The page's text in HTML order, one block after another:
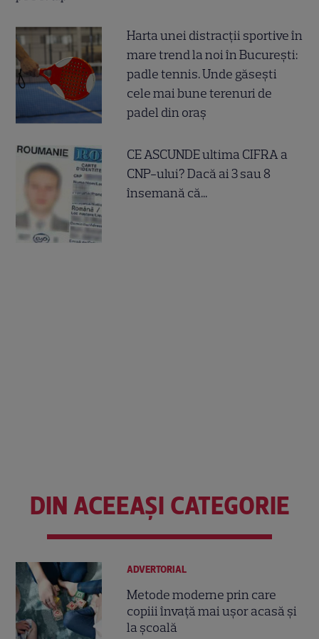
Harta unei distracții sportive în
mare trend la noi în București:
padle tennis. Unde găsești
cele mai bune terenuri de
padel din oraș
CE ASCUNDE ultima CIFRA a
CNP-ului? Dacă ai 3 sau 8
însemană că...
DIN ACEEAȘI CATEGORIE
ADVERTORIAL
Metode moderne prin care
copiii învață mai ușor acasă și
la școală